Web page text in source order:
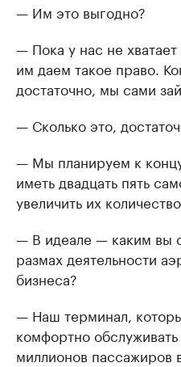
— Им это выгодно?
— Пока у нас не
им даем такое право.
достаточно, мы сами
— Сколько это,
— Мы планируем к
иметь двадцать пять
увеличить их
— В идеале — каким вы
размах деятельности
бизнеса?
— Наш терминал,
комфортно
миллионов пассажиров